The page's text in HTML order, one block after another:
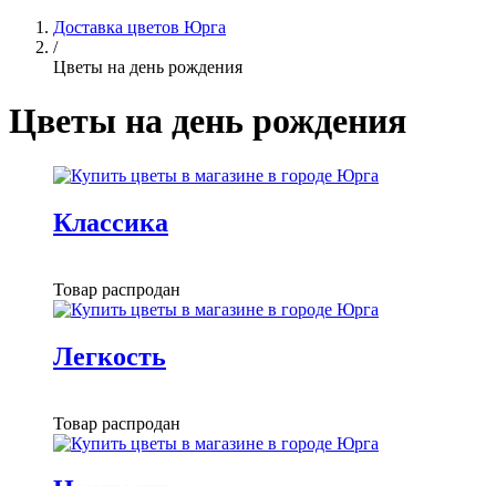
Доставка цветов Юрга
/
Цветы на день рождения
Цветы на день рождения
Классика
Товар распродан
Легкость
Товар распродан